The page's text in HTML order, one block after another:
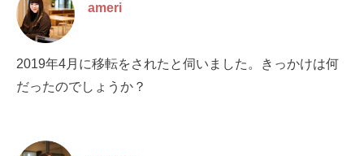
ameri
2019年4月に移転をされたと伺いました。きっかけは何
だったのでしょうか？